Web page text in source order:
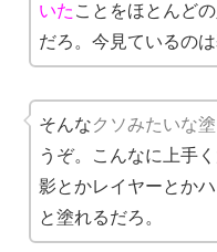
いた ことをほとんど
だろ。今見ているのは
そんなクソみたいな
うぞ。こんなに上手
影とかレイヤーとか
と塗れるだろ。